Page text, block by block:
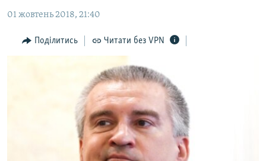
основної
Перейти
БЛОГИ
ПОГЛЯД
ВІДЕОУРОКИ «ELIFBE»
ЯК ОБІЙТИ БЛОКУВАННЯ
01 жовтень 2018, 21:40
Поділитись Читати без VPN